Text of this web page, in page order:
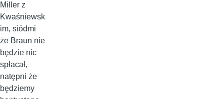
Miller z
Kwaśniewsk
im, siódmi
że Braun nie
będzie nic
spłacał,
natępni że
będziemy